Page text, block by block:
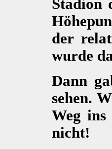
Stadion
der
wurde
Dann
sehen.
Weg ins
nicht!